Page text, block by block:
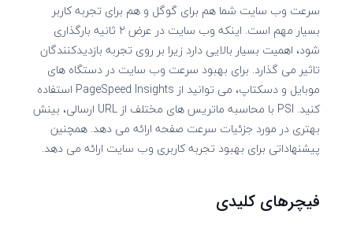
سرعت وب سایت شما هم برای گوگل و هم برای تجربه کاربر
بسیار مهم است. اینکه وب سایت در عرض ۲ ثانیه بارگذاری
شود، اهمیت بسیار بالایی دارد زیرا بر روی تجربه بازدیدکنندگان
تاثیر می گذارد. برای بهبود سرعت وب سایت در دستگاه های
موبایل و دسکتاپ، می توانید از PageSpeed Insights استفاده
کنید. PSI با محاسبه ماتریس های مختلف از URL ارسالی، بینش
بهتری در مورد جزئیات سرعت صفحه ارائه می دهد. همچنین
پیشنهاداتی برای بهبود تجربه کاربری وب سایت ارائه می دهد.
فیچرهای کلیدی